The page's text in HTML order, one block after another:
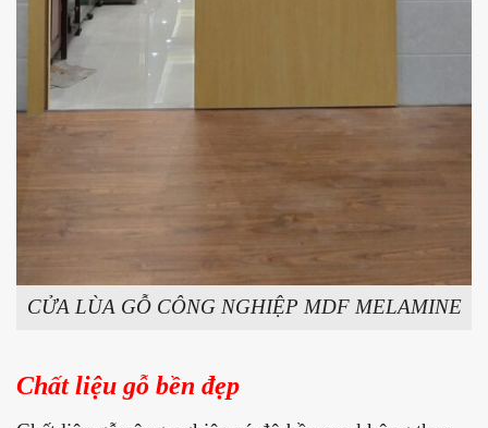
CỬA LÙA GỖ CÔNG NGHIỆP MDF MELAMINE
Chất liệu gỗ bền đẹp